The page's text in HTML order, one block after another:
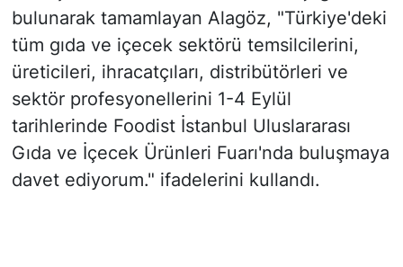
bulunarak tamamlayan Alagöz, "Türkiye'deki
tüm gıda ve içecek sektörü temsilcilerini,
üreticileri, ihracatçıları, distribütörleri ve
sektör profesyonellerini 1-4 Eylül
tarihlerinde Foodist İstanbul Uluslararası
Gıda ve İçecek Ürünleri Fuarı'nda buluşmaya
davet ediyorum." ifadelerini kullandı.